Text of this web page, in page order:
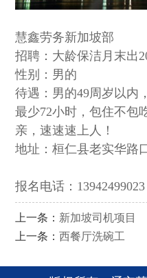
慧鑫劳务新加坡部
招聘：大龄保洁月末出
性别：男的
待遇：男的49周岁以内
最少72小时，包住不包
亲，速速速上人！
地址：桓仁县老实华路
报名电话：13942499023
上一条： 新加坡司机项目
上一条：西餐厅洗碗工